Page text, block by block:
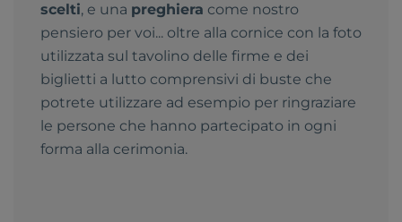
scelti, e una preghiera come nostro
pensiero per voi... oltre alla cornice con la foto
utilizzata sul tavolino delle firme e dei
biglietti a lutto comprensivi di buste che
potrete utilizzare ad esempio per ringraziare
le persone che hanno partecipato in ogni
forma alla cerimonia.